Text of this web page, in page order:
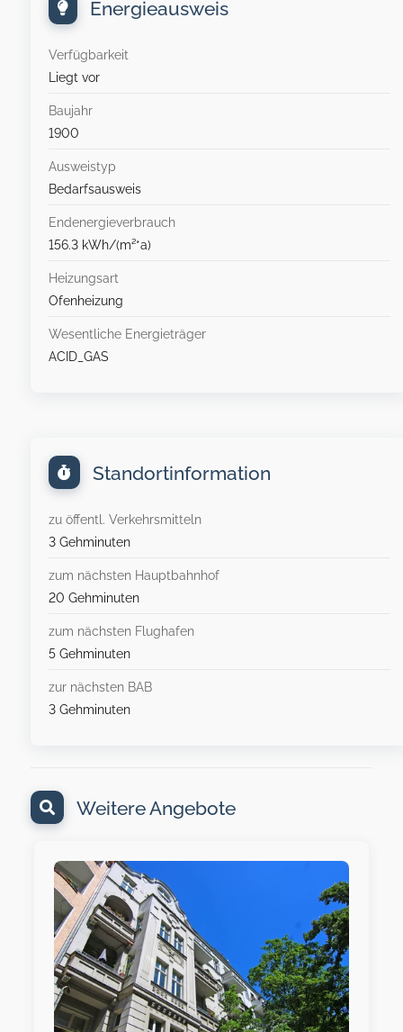
Energieausweis
Verfügbarkeit
Liegt vor
Baujahr
1900
Ausweistyp
Bedarfsausweis
Endenergieverbrauch
156.3 kWh/(m²*a)
Heizungsart
Ofenheizung
Wesentliche Energieträger
ACID_GAS
Standortinformation
zu öffentl. Verkehrsmitteln
3 Gehminuten
zum nächsten Hauptbahnhof
20 Gehminuten
zum nächsten Flughafen
5 Gehminuten
zur nächsten BAB
3 Gehminuten
Weitere Angebote